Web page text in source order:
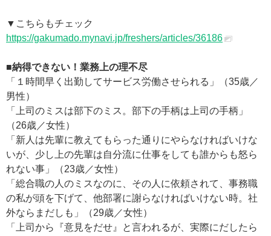
▼こちらもチェック
https://gakumado.mynavi.jp/freshers/articles/36186
■納得できない！業務上の理不尽
「１時間早く出勤してサービス労働させられる」（35歳／
男性）
「上司のミスは部下のミス。部下の手柄は上司の手柄」
（26歳／女性）
「新人は先輩に教えてもらった通りにやらなければいけな
いが、少し上の先輩は自分流に仕事をしても誰からも怒ら
れない事」（23歳／女性）
「総合職の人のミスなのに、その人に依頼されて、事務職
の私が頭を下げて、他部署に謝らなければいけない時。社
外ならまだしも」（29歳／女性）
「上司から『意見をだせ』と言われるが、実際にだしたら